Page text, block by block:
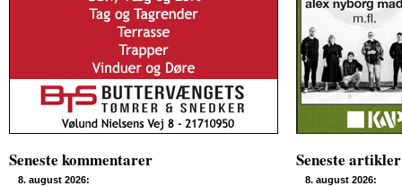
Seneste kommentarer
8. august 2026:
Seneste artikler
8. august 2026: